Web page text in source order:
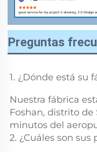
Preguntas
1. ¿Dónde está su
Nuestra fábrica
Foshan, distrito de
minutos del
2. ¿Cuáles son